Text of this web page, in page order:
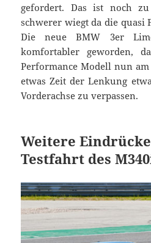
gefordert. Das ist noch zu
schwerer wiegt da die quasi
Die neue BMW 3er
komfortabler geworden,
Performance Modell nun
etwas Zeit der Lenkung
Vorderachse zu verpassen.
Weitere
Testfahrt des